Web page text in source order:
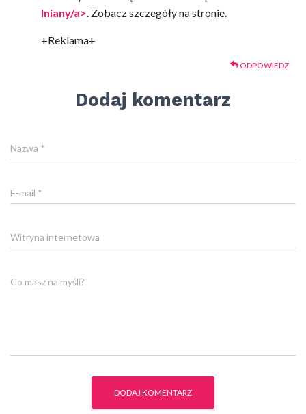
lniany/a>. Zobacz szczegóły na stronie.
+Reklama+
ODPOWIEDZ
Dodaj komentarz
Nazwa *
E-mail *
Witryna internetowa
Co masz na myśli?